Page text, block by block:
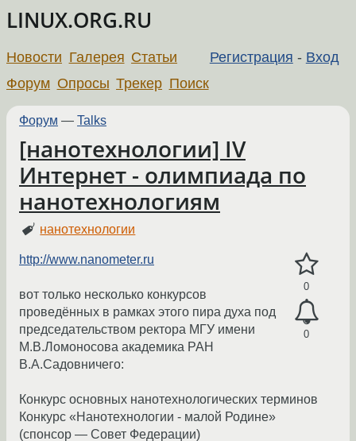
LINUX.ORG.RU
Регистрация - Вход
Новости Галерея Статьи
Форум Опросы Трекер Поиск
Форум — Talks
[нанотехнологии] IV
Интернет - олимпиада по
нанотехнологиям
нанотехнологии
0
0
http://www.nanometer.ru
вот только несколько конкурсов
проведённых в рамках этого пира духа под
председательством ректора МГУ имени
М.В.Ломоносова академика РАН
В.А.Садовничего:
Конкурс основных нанотехнологических терминов
Конкурс «Нанотехнологии - малой Родине»
(спонсор — Совет Федерации)